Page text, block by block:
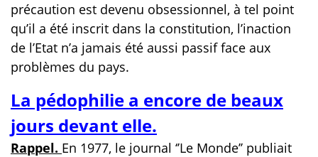
précaution est devenu obsessionnel, à tel point
qu’il a été inscrit dans la constitution, l’inaction
de l’Etat n’a jamais été aussi passif face aux
problèmes du pays.
La pédophilie a encore de beaux
jours devant elle.
Rappel. En 1977, le journal ‘’Le Monde’’ publiait